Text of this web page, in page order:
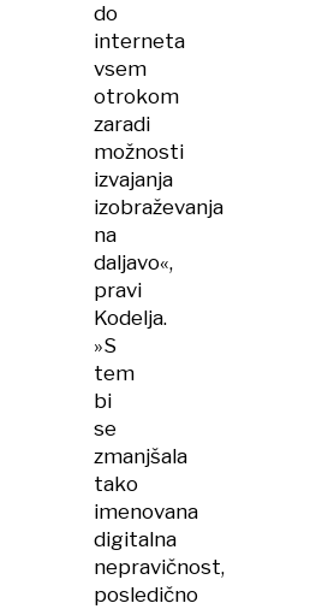
do
interneta
vsem
otrokom
zaradi
možnosti
izvajanja
izobraževanja
na
daljavo«,
pravi
Kodelja.
»S
tem
bi
se
zmanjšala
tako
imenovana
digitalna
nepravičnost,
posledično